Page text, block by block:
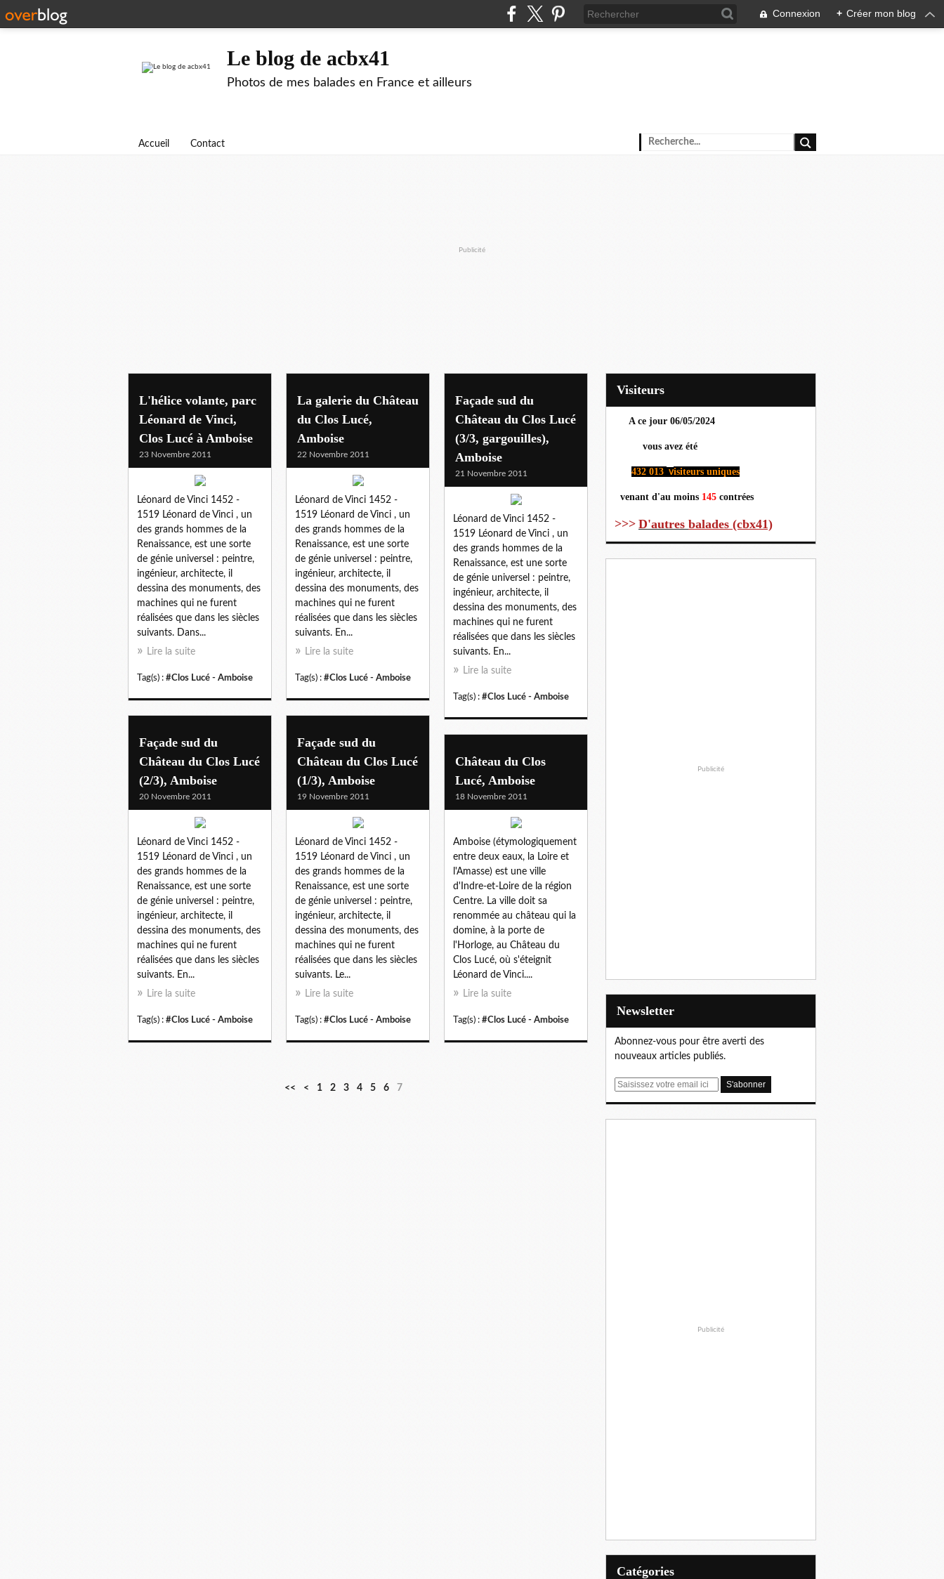
Connexion + Créer mon blog
Le blog de acbx41
Photos de mes balades en France et ailleurs
Accueil Contact
Publicité
clos luce - amboise
L'hélice volante, parc
Léonard de Vinci,
Clos Lucé à Amboise
23 Novembre 2011
Léonard de Vinci 1452 -
1519 Léonard de Vinci , un
des grands hommes de la
Renaissance, est une sorte
de génie universel : peintre,
ingénieur, architecte, il
dessina des monuments, des
machines qui ne furent
réalisées que dans les siècles
suivants. Dans...
Lire la suite
Tag(s) : #Clos Lucé - Amboise
La galerie du Château
du Clos Lucé,
Amboise
22 Novembre 2011
Léonard de Vinci 1452 -
1519 Léonard de Vinci , un
des grands hommes de la
Renaissance, est une sorte
de génie universel : peintre,
ingénieur, architecte, il
dessina des monuments, des
machines qui ne furent
réalisées que dans les siècles
suivants. En...
Lire la suite
Tag(s) : #Clos Lucé - Amboise
Façade sud du
Château du Clos Lucé
(3/3, gargouilles),
Amboise
21 Novembre 2011
Léonard de Vinci 1452 -
1519 Léonard de Vinci , un
des grands hommes de la
Renaissance, est une sorte
de génie universel : peintre,
ingénieur, architecte, il
dessina des monuments, des
machines qui ne furent
réalisées que dans les siècles
suivants. En...
Lire la suite
Tag(s) : #Clos Lucé - Amboise
Façade sud du
Château du Clos Lucé
(2/3), Amboise
20 Novembre 2011
Léonard de Vinci 1452 -
1519 Léonard de Vinci , un
des grands hommes de la
Renaissance, est une sorte
de génie universel : peintre,
ingénieur, architecte, il
dessina des monuments, des
machines qui ne furent
réalisées que dans les siècles
suivants. En...
Lire la suite
Tag(s) : #Clos Lucé - Amboise
Façade sud du
Château du Clos Lucé
(1/3), Amboise
19 Novembre 2011
Léonard de Vinci 1452 -
1519 Léonard de Vinci , un
des grands hommes de la
Renaissance, est une sorte
de génie universel : peintre,
ingénieur, architecte, il
dessina des monuments, des
machines qui ne furent
réalisées que dans les siècles
suivants. Le...
Lire la suite
Tag(s) : #Clos Lucé - Amboise
Château du Clos
Lucé, Amboise
18 Novembre 2011
Amboise (étymologiquement
entre deux eaux, la Loire et
l'Amasse) est une ville
d'Indre-et-Loire de la région
Centre. La ville doit sa
renommée au château qui la
domine, à la porte de
l'Horloge, au Château du
Clos Lucé, où s'éteignit
Léonard de Vinci....
Lire la suite
Tag(s) : #Clos Lucé - Amboise
<< < 1 2 3 4 5 6 7
Visiteurs
A ce jour 06/05/2024
vous avez été
432 013 visiteurs uniques
venant d'au moins 145 contrées
>>> D'autres balades (cbx41)
Publicité
Newsletter
Abonnez-vous pour être averti des
nouveaux articles publiés.
E
Publicité
Catégories